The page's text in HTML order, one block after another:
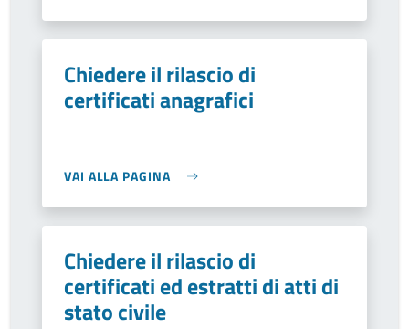
Chiedere il rilascio di
certificati anagrafici
VAI ALLA PAGINA
Chiedere il rilascio di
certificati ed estratti di atti di
stato civile